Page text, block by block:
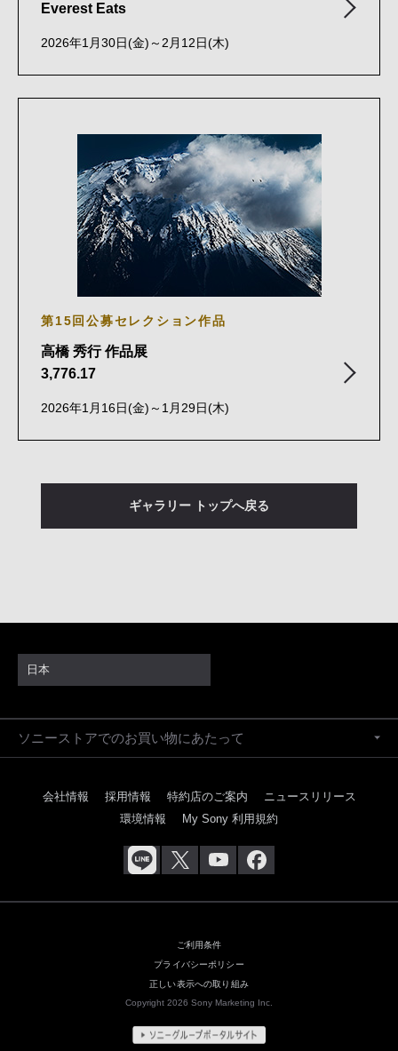
Everest Eats
2026年1月30日(金)～2月12日(木)
第15回公募セレクション作品
高橋 秀行 作品展
3,776.17
2026年1月16日(金)～1月29日(木)
ギャラリー トップへ戻る
日本
ソニーストアでのお買い物にあたって
会社情報 採用情報 特約店のご案内
ニュースリリース
環境情報
My Sony 利用規約
ご利用条件
プライバシーポリシー
正しい表示への取り組み
Copyright 2026 Sony Marketing Inc.